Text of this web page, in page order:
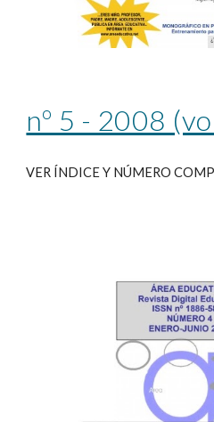
nº 5 - 2008
VER ÍNDICE Y NÚMERO